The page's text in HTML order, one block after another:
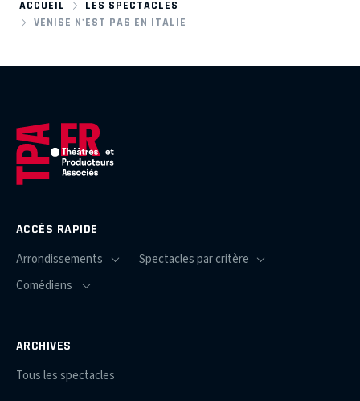
ACCUEIL
LES SPECTACLES
VENISE N'EST PAS EN ITALIE
ACCÈS RAPIDE
ARCHIVES
Tous les spectacles